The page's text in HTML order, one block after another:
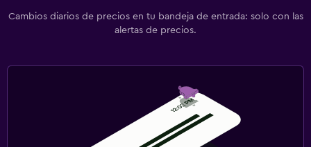
Cambios diarios de precios en tu bandeja de entrada: solo con las
alertas de precios.